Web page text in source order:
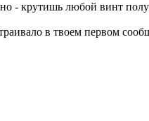
- крутишь любой винт
в твоем первом